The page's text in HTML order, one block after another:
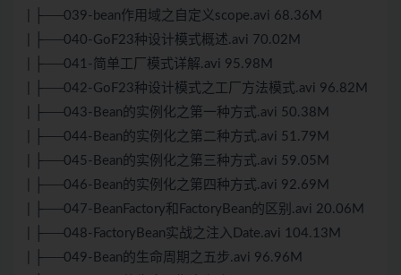
| ├──039-bean作用域之自定义scope.avi 68.36M
| ├──040-GoF23种设计模式概述.avi 70.02M
| ├──041-简单工厂模式详解.avi 95.98M
| ├──042-GoF23种设计模式之工厂方法模式.avi 96.82M
| ├──043-Bean的实例化之第一种方式.avi 50.38M
| ├──044-Bean的实例化之第二种方式.avi 51.79M
| ├──045-Bean的实例化之第三种方式.avi 59.05M
| ├──046-Bean的实例化之第四种方式.avi 92.69M
| ├──047-BeanFactory和FactoryBean的区别.avi 20.06M
| ├──048-FactoryBean实战之注入Date.avi 104.13M
| ├──049-Bean的生命周期之五步.avi 96.96M